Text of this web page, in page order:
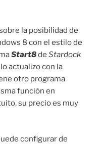
la posibilidad de
8 con el estilo de
Start8de Stardock
actualizo con la
otro programa
función en
su precio es muy
configurar de